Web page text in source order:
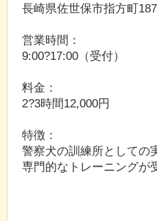
長崎県佐世保市指方町
営業時間：
9:00?17:00（受付）
料金：
2?3時間12,000円
特徴：
警察犬の訓練所としての
専門的なトレーニングが